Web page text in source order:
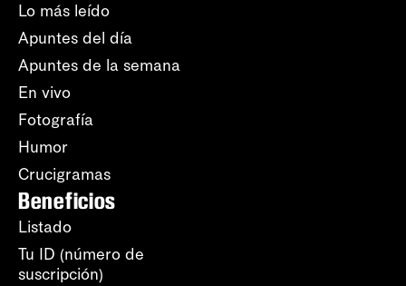
Lo más leído
Apuntes del día
Apuntes de la semana
En vivo
Fotografía
Humor
Crucigramas
Beneficios
Listado
Tu ID (número de
suscripción)